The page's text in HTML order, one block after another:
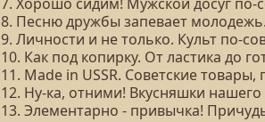
8. Песню дружбы запевает
9. Личности и не только. Культ по-
10. Как под копирку. От ластика до
11. Made in USSR. Советские
12. Ну-ка, отними! Вкусняшки нашего
13. Элементарно - привычка!